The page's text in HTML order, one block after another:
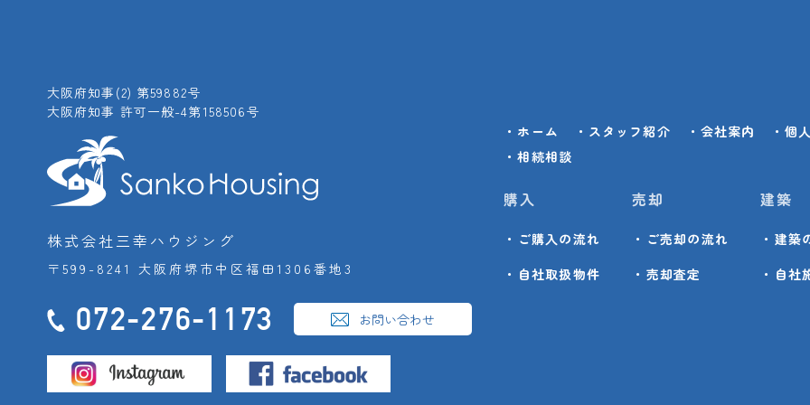
大阪府知事(2) 第59882号
大阪府知事 許可一般-4第158506号
株式会社三幸ハウジング
〒599-8241 大阪府堺市中区福田1306番地3
072-276-1173 お問い合わせ
・ホーム ・スタッフ紹介 ・会社案内
・個
・相続相談
購入
・ご購入の流れ
・自社取扱物件
売却
・ご売却の流れ
・売却査定
建築
・建築
・自社